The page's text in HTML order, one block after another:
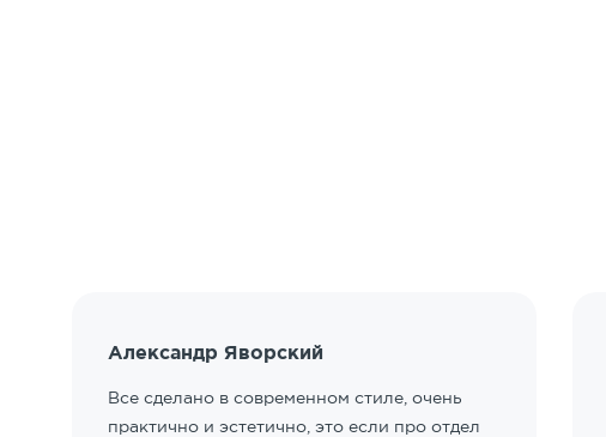
Александр Яворский
Все сделано в современном стиле, очень
практично и эстетично, это если про отдел